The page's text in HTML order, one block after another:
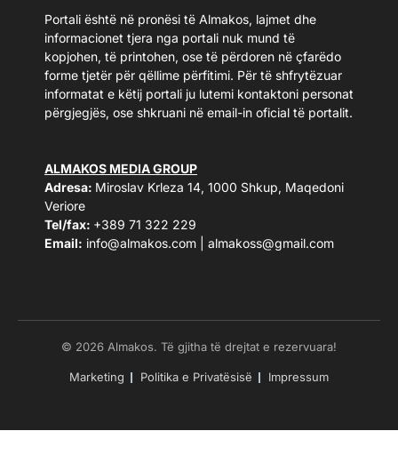
Portali është në pronësi të Almakos, lajmet dhe
informacionet tjera nga portali nuk mund të
kopjohen, të printohen, ose të përdoren në çfarëdo
forme tjetër për qëllime përfitimi. Për të shfrytëzuar
informatat e këtij portali ju lutemi kontaktoni personat
përgjegjës, ose shkruani në email-in oficial të portalit.
ALMAKOS MEDIA GROUP
Adresa: Miroslav Krleza 14, 1000 Shkup, Maqedoni
Veriore
Tel/fax: +389 71 322 229
Email: info@almakos.com almakoss@gmail.com
© 2026 Almakos. Të gjitha të drejtat e rezervuara!
Marketing Politika e Privatësisë Impressum